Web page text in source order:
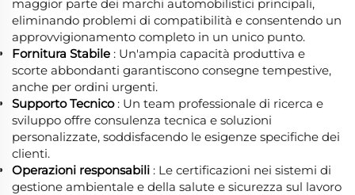
maggior parte dei marchi automobilistici principali,
eliminando problemi di compatibilità e consentendo un
approvvigionamento completo in un unico punto.
Fornitura Stabile : Un'ampia capacità produttiva e
scorte abbondanti garantiscono consegne tempestive,
anche per ordini urgenti.
Supporto Tecnico : Un team professionale di ricerca e
sviluppo offre consulenza tecnica e soluzioni
personalizzate, soddisfacendo le esigenze specifiche dei
clienti.
Operazioni responsabili : Le certificazioni nei sistemi di
gestione ambientale e della salute e sicurezza sul lavoro